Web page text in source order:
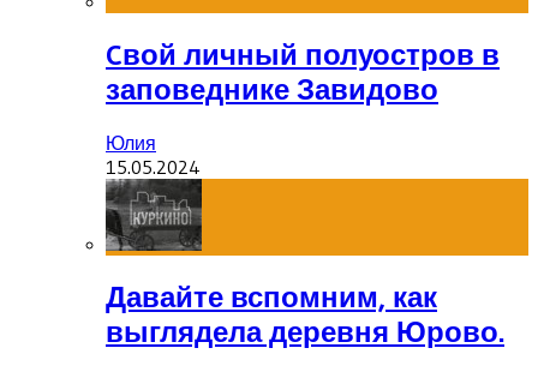
Cвой личный полуостров в
заповеднике Завидово
Юлия
15.05.2024
Давайте вспомним, как
выглядела деревня Юрово.